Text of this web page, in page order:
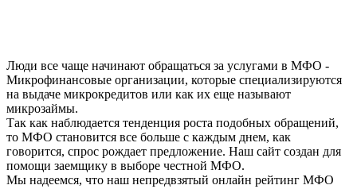
Люди все чаще начинают обращаться за услугами в МФО -
Микрофинансовые организации, которые специализируются
на выдаче микрокредитов или как их еще называют
микрозаймы.
Так как наблюдается тенденция роста подобных обращений,
то МФО становится все больше с каждым днем, как
говорится, спрос рождает предложение. Наш сайт создан для
помощи заемщику в выборе честной МФО.
Мы надеемся, что наш непредвзятый онлайн рейтинг МФО